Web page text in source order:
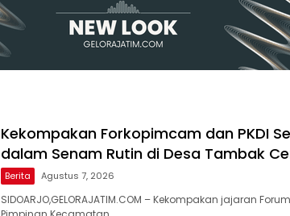
Kekompakan Forkopimcam dan PKDI
dalam Senam Rutin di Desa Tambak
Berita Agustus 7, 2026
SIDOARJO,GELORAJATIM.COM – Kekompakan jajaran